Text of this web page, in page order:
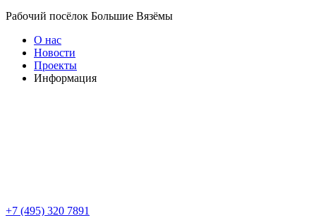
Рабочий посёлок Большие Вязёмы
О нас
Новости
Проекты
Информация
+7 (495) 320 7891